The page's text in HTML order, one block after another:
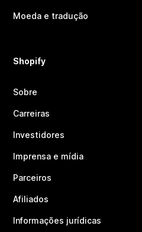
Moeda e tradução
Shopify
Sobre
Carreiras
Investidores
Imprensa e mídia
Parceiros
Afiliados
Informações jurídicas